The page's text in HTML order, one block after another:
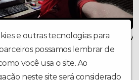
NACIONAL SENADOR
e outras tecnologias para
possamos lembrar de
você usa o site. Ao
neste site será considerado